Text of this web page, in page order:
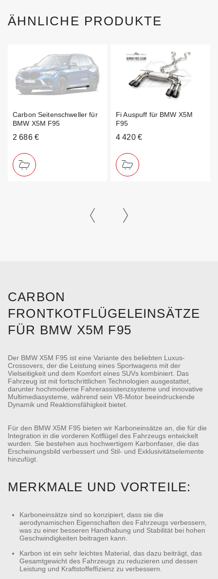
ÄHNLICHE PRODUKTE
Carbon Seitenschweller für
BMW X5M F95
2 686 €
Fi Auspuff für BMW X5M
F95
4 420 €
CARBON
FRONTKOTFLÜGELEINSÄTZE
FÜR BMW X5M F95
Der BMW X5M F95 ist eine Variante des beliebten Luxus-
Crossovers, der die Leistung eines Sportwagens mit der
Vielseitigkeit und dem Komfort eines SUVs kombiniert. Das
Fahrzeug ist mit fortschrittlichen Technologien ausgestattet,
darunter hochmoderne Fahrerassistenzsysteme und innovative
Multimediasysteme, während sein V8-Motor beeindruckende
Dynamik und Reaktionsfähigkeit bietet.
Für den BMW X5M F95 bieten wir Karboneinsätze an, die für die
Integration in die vorderen Kotflügel des Fahrzeugs entwickelt
wurden. Sie bestehen aus hochwertigem Karbonfaser, die das
Erscheinungsbild verbessert und Stil- und Exklusivitätselemente
hinzufügt.
MERKMALE UND VORTEILE:
Karboneinsätze sind so konzipiert, dass sie die
aerodynamischen Eigenschaften des Fahrzeugs verbessern,
was zu einer besseren Handhabung und Stabilität bei hohen
Geschwindigkeiten beitragen kann.
Karbon ist ein sehr leichtes Material, das dazu beiträgt, das
Gesamtgewicht des Fahrzeugs zu reduzieren und dessen
Leistung und Kraftstoffeffizienz zu verbessern.